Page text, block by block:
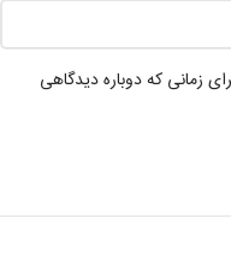
زمانی که دوباره دیدگاهی